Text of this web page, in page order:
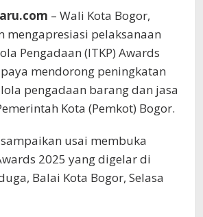
– Wali Kota Bogor,
mengapresiasi pelaksanaan
Pengadaan (ITKP) Awards
mendorong peningkatan
pengadaan barang dan jasa
Kota (Pemkot) Bogor.
usai membuka
2025 yang digelar di
Balai Kota Bogor, Selasa